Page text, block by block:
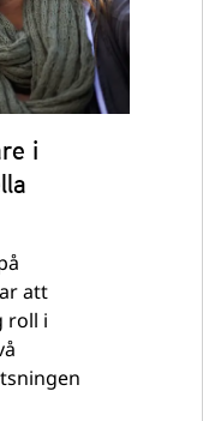
i
att
roll i